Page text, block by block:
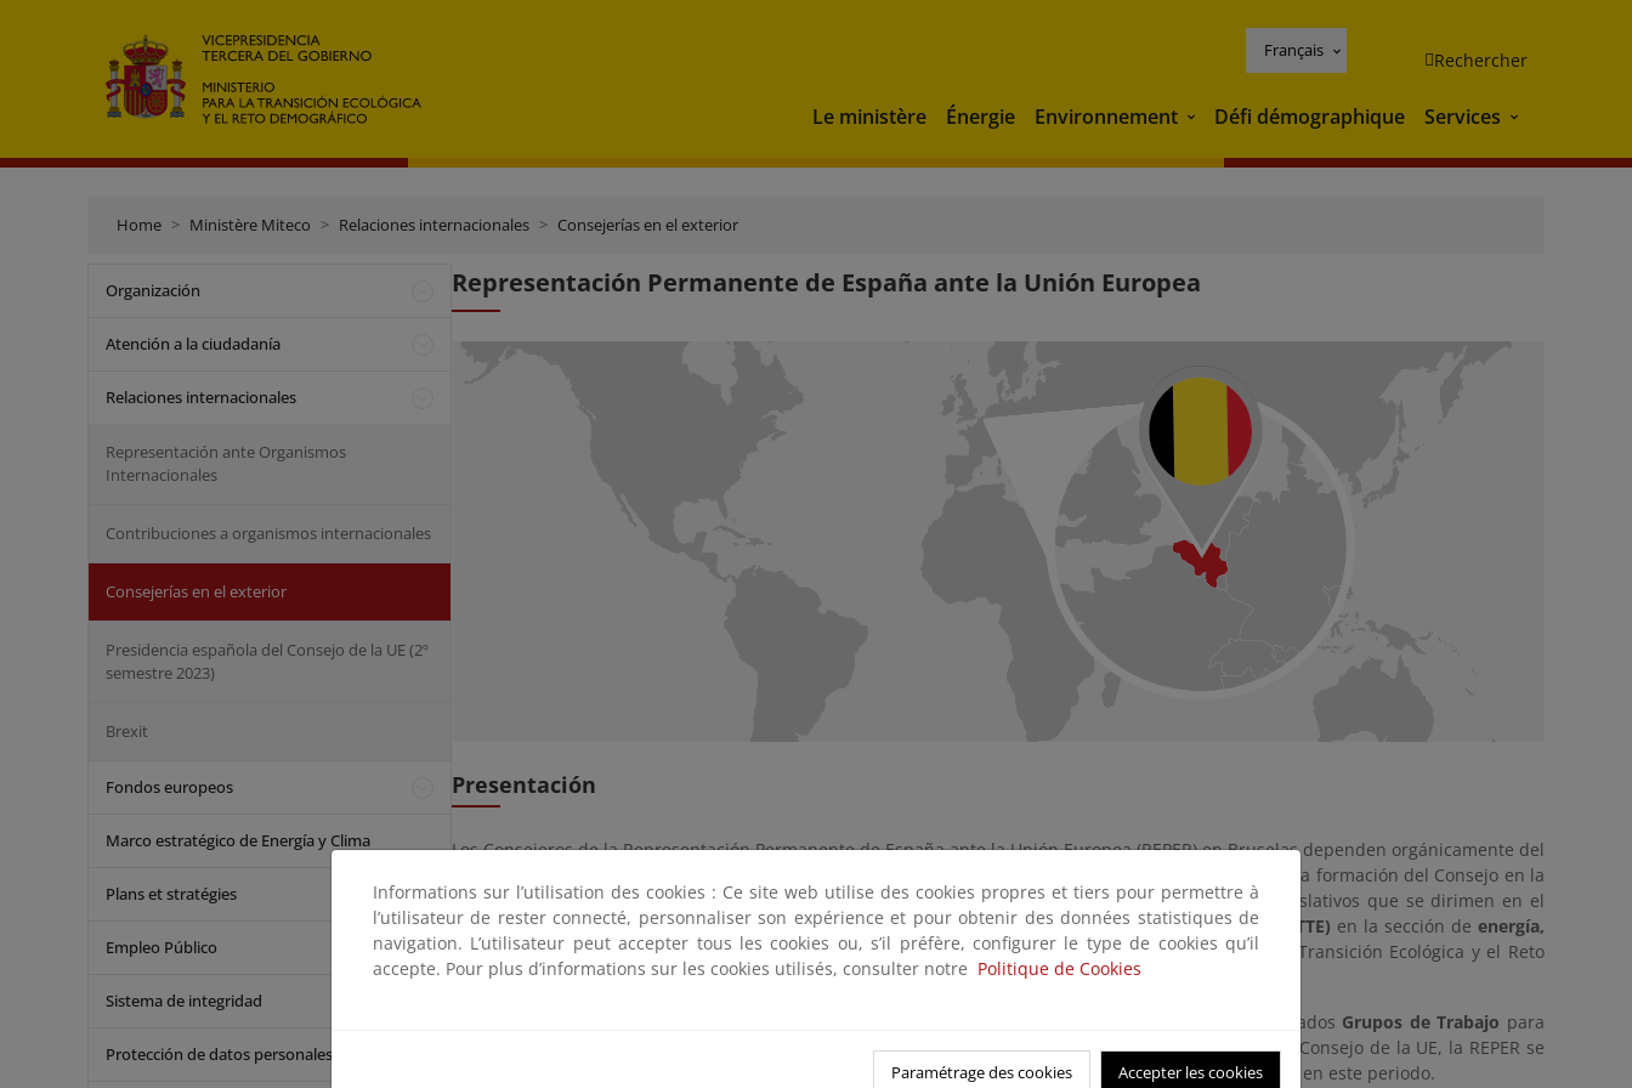
Français Rechercher
Le ministère Énergie Environnement Environnement
Défi démographique Services Services
Home Ministère Miteco Relaciones internacionales Consejerías en el exterior
Organización
Atención a la ciudadanía
Relaciones internacionales
Representación ante Organismos
Internacionales
Contribuciones a organismos internacionales
Consejerías en el exterior
Presidencia española del Consejo de la UE (2º
semestre 2023)
Brexit
Fondos europeos
Marco estratégico de Energía y Clima
Plans et stratégies
Empleo Público
Sistema de integridad
Protección de datos personales
Representación Permanente de España ante la Unión Europea
Presentación
Los Consejeros de la Representación Permanente de España ante la Unión Europea (REPER) en Bruselas dependen orgánicamente del
Ministerio de Asuntos Exteriores, Cooperación y Unión Europea pero su actividad se especializa según la formación del Consejo en la
que trabajan. En el caso de los consejeros REPER que negocian los expedientes legislativos y no legislativos que se dirimen en el
Consejo de Medio Ambiente (ENVI) y en elConsejo de Transportes, Telecomunicaciones y Energía (TTE) en la sección deenergía,
estos salvaguardan los intereses españoles en las negociaciones competencia del Ministerio para la Transición Ecológica y el Reto
Demográfico.
Su principal tarea es reunirse con sus homólogos de los otros 27 Estados Miembros en los denominados Grupos de Trabajo para
expresar y defender las posiciones de España. Con motivo del semestre de presidencia española del Consejo de la UE, la REPER se
ha visto reforzada temporalmente para poder hacer frente a las diversas tareas adicionales que surgen en este periodo.
Informations sur l’utilisation des cookies : Ce site web utilise des cookies propres et tiers pour permettre à
l’utilisateur de rester connecté, personnaliser son expérience et pour obtenir des données statistiques de
navigation. L’utilisateur peut accepter tous les cookies ou, s’il préfère, configurer le type de cookies qu’il
accepte. Pour plus d’informations sur les cookies utilisés, consulter notre Politique de Cookies
Paramétrage des cookies Accepter les cookies